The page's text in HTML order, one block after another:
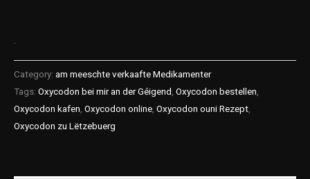
.
Category: am meeschte verkaafte Medikamenter
Tags: Oxycodon bei mir an der Géigend Oxycodon bestellen
Oxycodon kafen Oxycodon online Oxycodon ouni Rezept
Oxycodon zu Lëtzebuerg